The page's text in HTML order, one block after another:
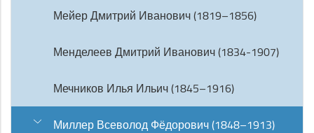
Мейер Дмитрий Иванович (1819–1856)
Менделеев Дмитрий Иванович (1834-1907)
Мечников Илья Ильич (1845–1916)
Миллер Всеволод Фёдорович (1848–1913)